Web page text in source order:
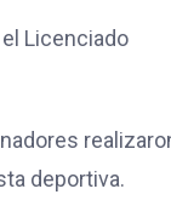
Licenciado
deportiva.